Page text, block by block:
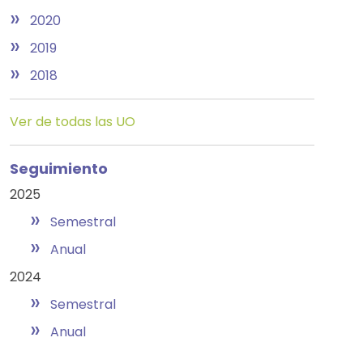
» 2020
» 2019
» 2018
Ver de todas las UO
Seguimiento
2025
» Semestral
» Anual
2024
» Semestral
» Anual